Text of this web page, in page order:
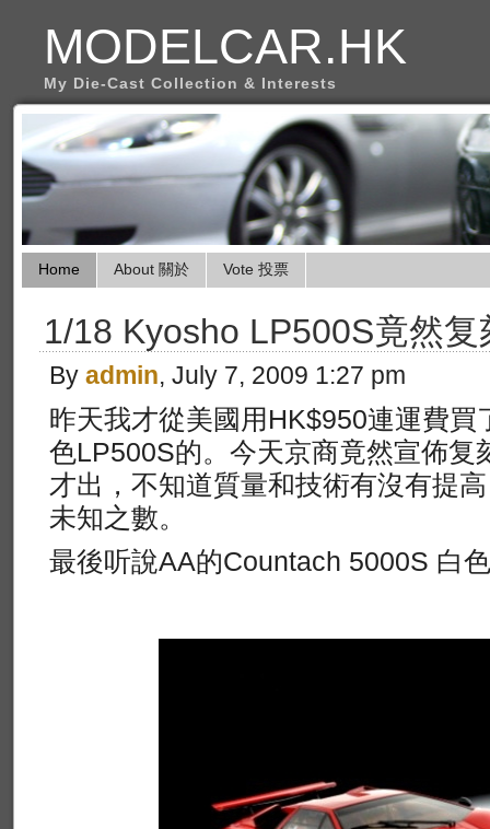
MODELCAR.HK
My Die-Cast Collection & Interests
Home About 關於 Vote 投票
1/18 Kyosho LP500S竟然
By admin, July 7, 2009 1:27 pm
昨天我才從美國用HK$950連運費買
色LP500S的。今天京商竟然宣佈复
才出，不知道質量和技術有沒有提
未知之數。
最後听說AA的Countach 5000S 白